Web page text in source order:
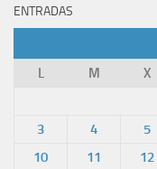
ENTRADAS
L
M X
3
4 5
10
11 12